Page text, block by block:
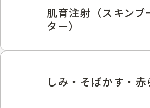
肌育注射（スキンブ
ター）
しみ・そばかす・赤